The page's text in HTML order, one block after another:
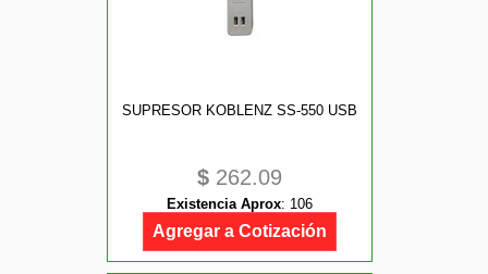
SUPRESOR KOBLENZ SS-550 USB
$ 262.09
Existencia Aprox: 106
Agregar a Cotización